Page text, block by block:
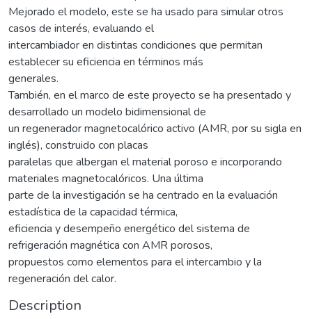
Mejorado el modelo, este se ha usado para simular otros
casos de interés, evaluando el
intercambiador en distintas condiciones que permitan
establecer su eficiencia en términos más
generales.
También, en el marco de este proyecto se ha presentado y
desarrollado un modelo bidimensional de
un regenerador magnetocalórico activo (AMR, por su sigla en
inglés), construido con placas
paralelas que albergan el material poroso e incorporando
materiales magnetocalóricos. Una última
parte de la investigación se ha centrado en la evaluación
estadística de la capacidad térmica,
eficiencia y desempeño energético del sistema de
refrigeración magnética con AMR porosos,
propuestos como elementos para el intercambio y la
regeneración del calor.
Description